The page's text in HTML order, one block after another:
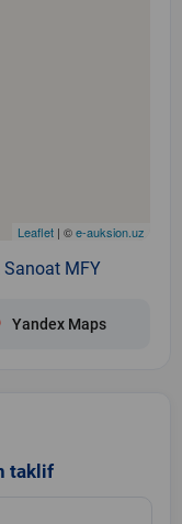
Leaflet | ©e-auksion.uz
MFY
Yandex Maps
taklif